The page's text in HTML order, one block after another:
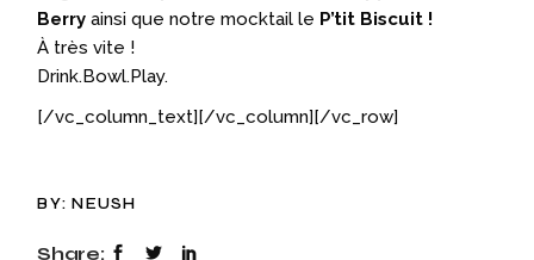
Berryainsi que notre mocktail le P’tit Biscuit !
À très vite !
Drink.Bowl.Play.
[/vc_column_text][/vc_column][/vc_row]
BY: NEUSH
Share: